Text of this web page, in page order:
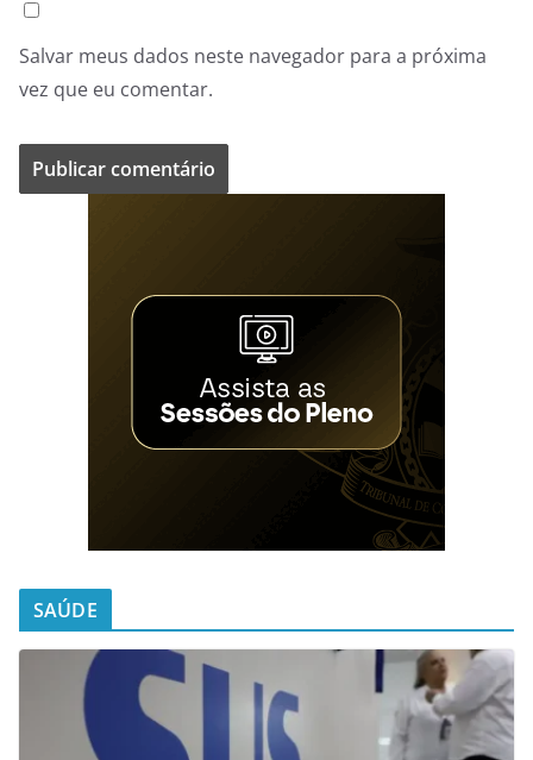
Salvar meus dados neste navegador para a próxima
vez que eu comentar.
SAÚDE